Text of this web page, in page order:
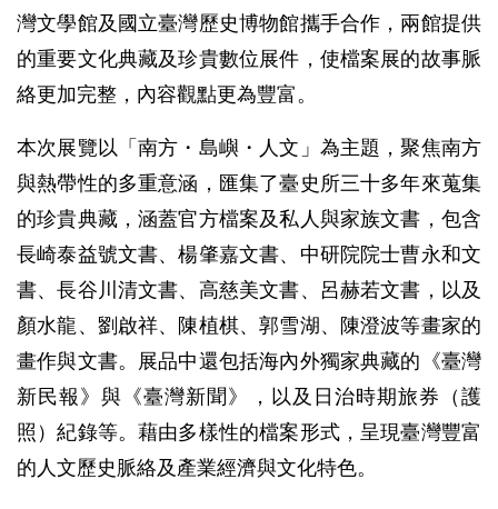
灣文學館及國立臺灣歷史博物館攜手合作，兩館提供
的重要文化典藏及珍貴數位展件，使檔案展的故事脈
絡更加完整，內容觀點更為豐富。
本次展覽以「南方・島嶼・人文」為主題，聚焦南方
與熱帶性的多重意涵，匯集了臺史所三十多年來蒐集
的珍貴典藏，涵蓋官方檔案及私人與家族文書，包含
長崎泰益號文書、楊肇嘉文書、中研院院士曹永和文
書、長谷川清文書、高慈美文書、呂赫若文書，以及
顏水龍、劉啟祥、陳植棋、郭雪湖、陳澄波等畫家的
畫作與文書。展品中還包括海內外獨家典藏的《臺灣
新民報》與《臺灣新聞》，以及日治時期旅券（護
照）紀錄等。藉由多樣性的檔案形式，呈現臺灣豐富
的人文歷史脈絡及產業經濟與文化特色。